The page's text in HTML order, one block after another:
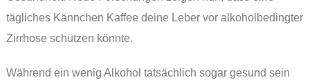
tägliches Kännchen Kaffee deine Leber vor alkoholbedingter
Zirrhose schützen könnte.
Während ein wenig Alkohol tatsächlich sogar gesund sein